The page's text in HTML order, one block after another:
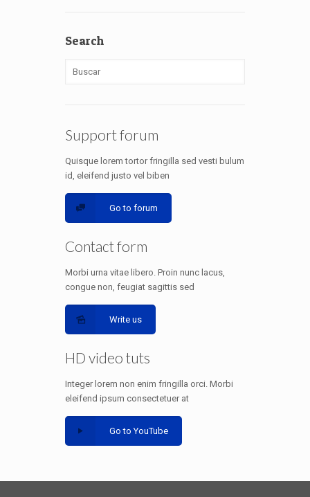
Search
Support forum
Quisque lorem tortor fringilla sed vesti bulum
id, eleifend justo vel biben
Go to forum
Contact form
Morbi urna vitae libero. Proin nunc lacus,
congue non, feugiat sagittis sed
Write us
HD video tuts
Integer lorem non enim fringilla orci. Morbi
eleifend ipsum consectetuer at
Go to YouTube